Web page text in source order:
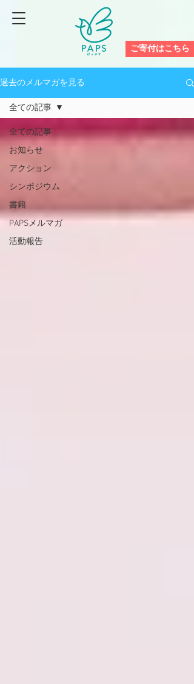
ご寄付はこちら
過去のメルマガを見る
全ての記事
お知らせ
アクション
シンポジウム
書籍
PAPSメルマガ
活動報告
全ての記事